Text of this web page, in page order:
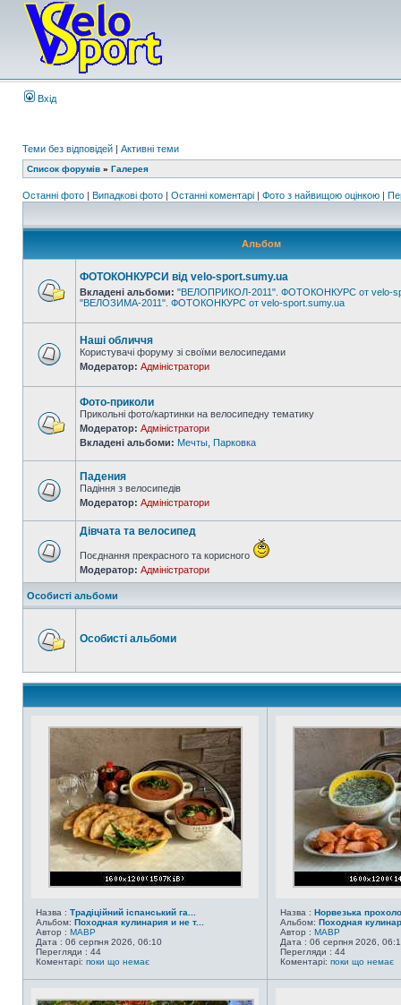
Вхід
Теми без відповідей | Активні теми
Список форумів » Галерея
Останні фото | Випадкові фото | Останні коментарі | Фото з найвищою оцінкою |
Альбом
ФОТОКОНКУРСИ від velo-sport.sumy.ua
Вкладені альбоми: "ВЕЛОПРИКОЛ-2011". ФОТОКОНКУРС от velo-
"ВЕЛОЗИМА-2011". ФОТОКОНКУРС от velo-sport.sumy.ua
Наші обличчя
Користувачі форуму зі своїми велосипедами
Модератор: Адміністратори
Фото-приколи
Прикольні фото/картинки на велосипедну тематику
Модератор: Адміністратори
Вкладені альбоми: Мечты Парковка
Падения
Падіння з велосипедів
Модератор: Адміністратори
Дівчата та велосипед
Поєднання прекрасного та корисного
Модератор: Адміністратори
Особисті альбоми
Особисті альбоми
Назва : Традіційний іспанський га...
Альбом: Походная кулинария и не т...
Автор : MABP
Дата : 06 серпня 2026, 06:10
Перегляди : 44
Коментарі: поки що немає
Назва : Норвезька
Альбом: Походная
Автор : MABP
Дата : 06 серпня 2026,
Перегляди : 44
Коментарі: поки що немає